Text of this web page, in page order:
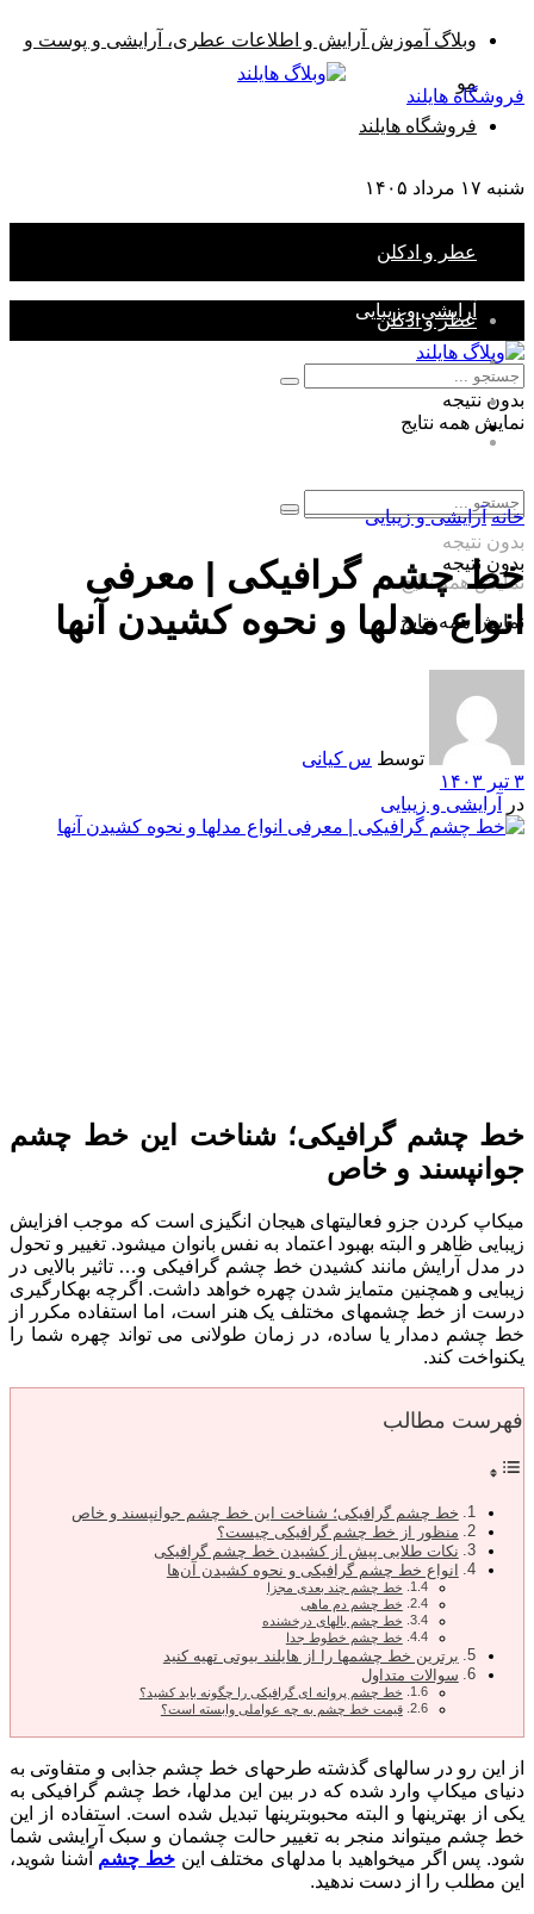
وبلاگ آموزش آرایش و اطلاعات عطری، آرایشی و پوست و
مو
فروشگاه هایلند
شنبه ۱۷ مرداد ۱۴۰۵
فروشگاه هایلند
عطر و ادکلن
آرایشی و زیبایی
پوست و مو
سایر مقالات
بدون نتیجه
نمایش همه نتایج
عطر و ادکلن
آرایشی و زیبایی
پوست و مو
بدون نتیجه
نمایش همه نتایج
بدون نتیجه
نمایش همه نتایج
خانه آرایشی و زیبایی
خط چشم گرافیکی‌ | معرفی
انواع مدل‏ها و نحوه کشیدن آن‎ها
توسط س کیانی
۳ تیر ۱۴۰۳
در
آرایشی و زیبایی
خط چشم گرافیکی‌؛ شناخت این خط چشم
جوان‎پسند و خاص
میکاپ کردن جزو فعالیت‎های هیجان انگیزی است که موجب افزایش
زیبایی ظاهر و البته بهبود اعتماد به نفس بانوان می‏شود. تغییر و تحول
در مدل آرایش مانند کشیدن خط چشم گرافیکی و… تاثیر بالایی در
زیبایی و همچنین متمایز شدن چهره خواهد داشت. اگرچه به‏کارگیری
درست از خط چشم‏های مختلف یک هنر است، اما استفاده مکرر از
خط چشم دم‏دار یا ساده، در زمان طولانی می تواند چهره شما را
یکنواخت کند.
فهرست مطالب
خط چشم گرافیکی‌؛ شناخت این خط چشم جوان‎پسند و خاص
منظور از خط چشم گرافیکی چیست؟
نکات طلایی پیش از کشیدن خط چشم گرا‎فیکی‎
انواع خط چشم گرا‎فیکی و نحوه کشیدن آن‌ها
خط چشم چند بعدی مجزا
خط چشم دم ماهی
خط چشم بال‎های درخشنده
خط چشم خطوط جدا
برترین خط چشم‏ها را از هایلند بیوتی تهیه کنید
سوالات متداول
خط چشم پروانه ای گرافیکی را چگونه باید کشید؟
قیمت خط چشم به چه عواملی وابسته است؟
از این رو در سال‏های گذشته طرح‎های خط چشم جذابی و متفاوتی به
دنیای میکاپ وارد شده که در بین این مدل‏ها، خط چشم گرافیکی به
یکی از بهترین‏‎‎ها و البته محبوب‎ترین‏ها تبدیل شده است. استفاده از این
خط چشم می‏‎تواند منجر به تغییر حالت چشمان و سبک آرایشی شما
شود. پس اگر می‏‎خواهید با مدل‎های مختلف این
خط چشم آشنا شوید،
این مطلب را از دست ندهید.